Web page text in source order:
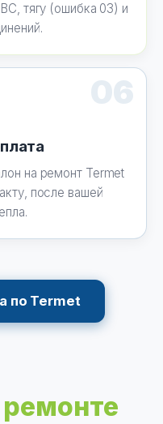
тягу (ошибка 03) и
06
на ремонт Termet
после вашей
по Termet
ремонте